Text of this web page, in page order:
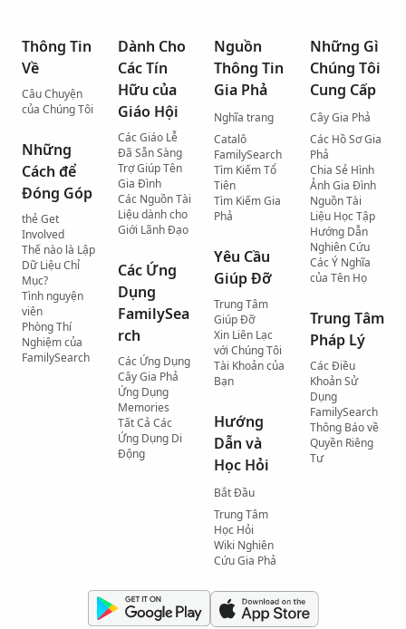
Thông Tin
Về
Câu Chuyện
của Chúng Tôi
Những
Cách để
Đóng Góp
thẻ Get
Involved
Thế nào là Lập
Dữ Liệu Chỉ
Mục?
Tình nguyện
viên
Phòng Thí
Nghiệm của
FamilySearch
Dành Cho
Các Tín
Hữu của
Giáo Hội
Các Giáo Lễ
Đã Sẵn Sàng
Trợ Giúp Tên
Gia Đình
Các Nguồn Tài
Liệu dành cho
Giới Lãnh Đạo
Các Ứng
Dụng
FamilySea
rch
Các Ứng Dụng
Cây Gia Phả
Ứng Dụng
Memories
Tất Cả Các
Ứng Dụng Di
Động
Nguồn
Thông Tin
Gia Phả
Nghĩa trang
Catalô
FamilySearch
Tìm Kiếm Tổ
Tiên
Tìm Kiếm Gia
Phả
Yêu Cầu
Giúp Đỡ
Trung Tâm
Giúp Đỡ
Xin Liên Lạc
với Chúng Tôi
Tài Khoản của
Bạn
Hướng
Dẫn và
Học Hỏi
Bắt Đầu
Trung Tâm
Học Hỏi
Wiki Nghiên
Cứu Gia Phả
Những Gì
Chúng Tôi
Cung Cấp
Cây Gia Phả
Các Hồ Sơ Gia
Phả
Chia Sẻ Hình
Ảnh Gia Đình
Nguồn Tài
Liệu Học Tập
Hướng Dẫn
Nghiên Cứu
Các Ý Nghĩa
của Tên Họ
Trung Tâm
Pháp Lý
Các Điều
Khoản Sử
Dụng
FamilySearch
Thông Báo về
Quyền Riêng
Tư